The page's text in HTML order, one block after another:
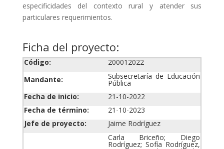
especificidades del contexto rural y atender sus
particulares requerimientos.
Ficha del proyecto:
Código:
200012022
Mandante:
Subsecretaría de Educación
Pública
Fecha de inicio:
21-10-2022
Fecha de término:
21-10-2023
Jefe de proyecto:
Jaime Rodríguez
Carla Briceño; Diego
Rodríguez; Sofía Rodríguez,